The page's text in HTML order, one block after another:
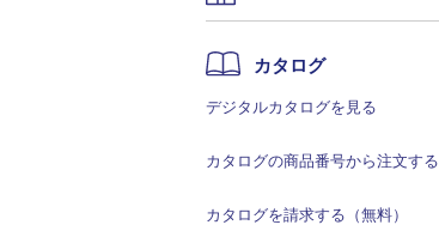
カタログ
デジタルカタログを見る
カタログの商品番号から注文する
カタログを請求する（無料）